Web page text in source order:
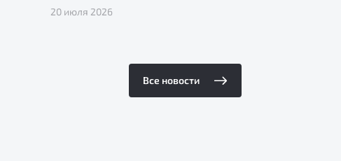
20 июля 2026
Все новости